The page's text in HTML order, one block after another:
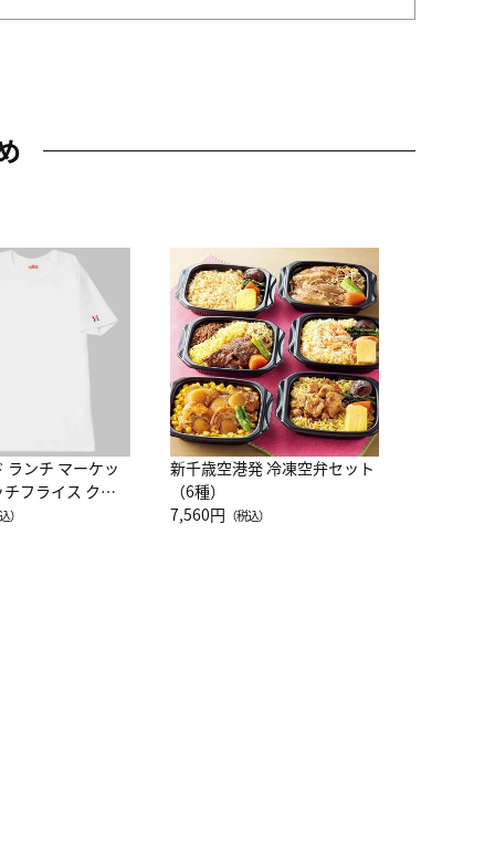
ランチ マーケッ
チフライス クル
半袖Ｔシャツ
）
新千歳空港発 冷凍空弁セット
（6種）
7,560円 （税込）